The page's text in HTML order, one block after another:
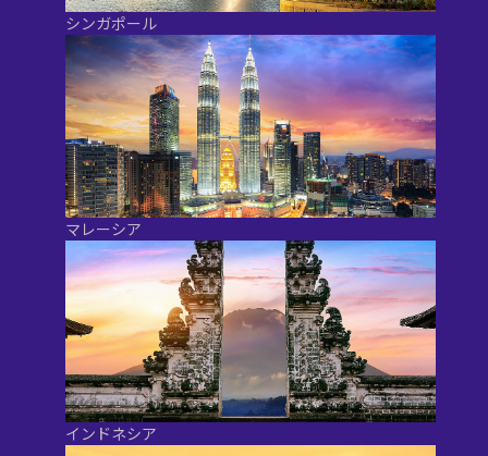
シンガポール
マレーシア
インドネシア